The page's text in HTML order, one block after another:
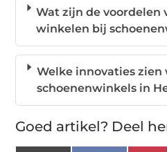
Wat zijn de voordelen
winkelen bij
Welke innovaties zien
schoenenwinkels in
Goed artikel? Deel